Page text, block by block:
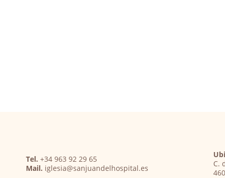
Tel. +34 963 92 29 65
Mail. iglesia@sanjuandelhospital.es
C.